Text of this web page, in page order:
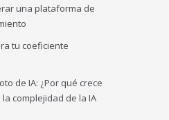
una plataforma de
tu coeficiente
de IA: ¿Por qué crece
complejidad de la IA